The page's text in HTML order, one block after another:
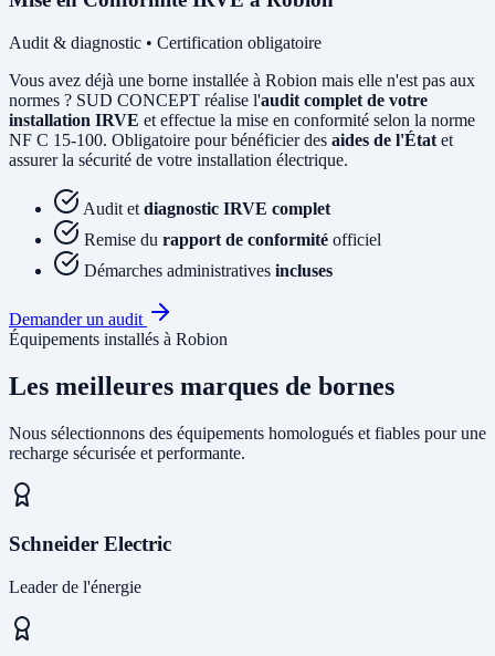
Audit & diagnostic • Certification obligatoire
Vous avez déjà une borne installée à Robion mais elle n'est pas aux
normes ? SUD CONCEPT réalise l'audit complet de votre
installation IRVE et effectue la mise en conformité selon la norme
NF C 15-100. Obligatoire pour bénéficier des aides de l'État et
assurer la sécurité de votre installation électrique.
Audit et diagnostic IRVE complet
Remise du rapport de conformité officiel
Démarches administratives incluses
Demander un audit
Équipements installés à Robion
Les meilleures marques de bornes
Nous sélectionnons des équipements homologués et fiables pour une
recharge sécurisée et performante.
Schneider Electric
Leader de l'énergie